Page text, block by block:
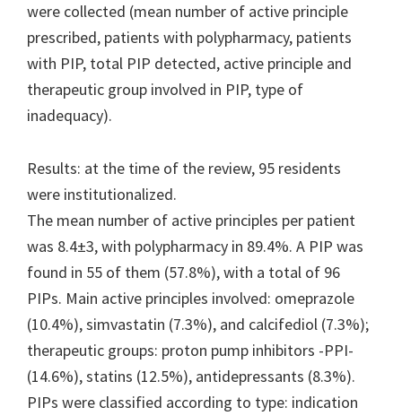
were collected (mean number of active principle
prescribed, patients with polypharmacy, patients
with PIP, total PIP detected, active principle and
therapeutic group involved in PIP, type of
inadequacy).
Results: at the time of the review, 95 residents
were institutionalized.
The mean number of active principles per patient
was 8.4±3, with polypharmacy in 89.4%. A PIP was
found in 55 of them (57.8%), with a total of 96
PIPs. Main active principles involved: omeprazole
(10.4%), simvastatin (7.3%), and calcifediol (7.3%);
therapeutic groups: proton pump inhibitors -PPI-
(14.6%), statins (12.5%), antidepressants (8.3%).
PIPs were classified according to type: indication